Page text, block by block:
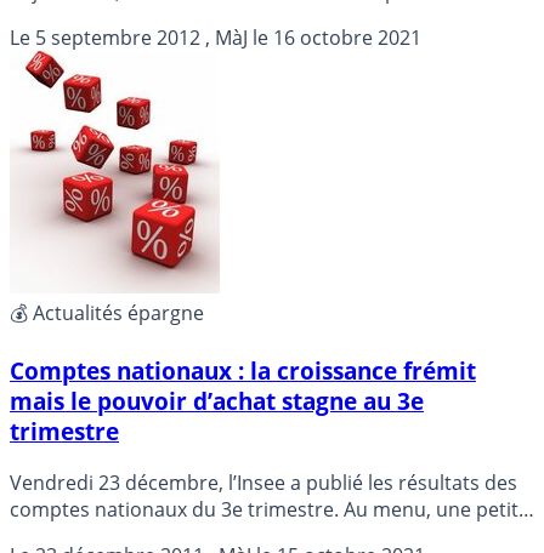
sort du top 20 mondial. Détails....
Le 5 septembre 2012, MàJ le 16 octobre 2021
💰 Actualités épargne
Comptes nationaux : la croissance frémit
mais le pouvoir d’achat stagne au 3e
trimestre
Vendredi 23 décembre, l’Insee a publié les résultats des
comptes nationaux du 3e trimestre. Au menu, une petite